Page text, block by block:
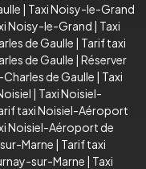
| Taxi Noisy-le-Grand
Noisy-le-Grand | Taxi
de Gaulle | Tarif taxi
de Gaulle | Réserver
de Gaulle | Taxi
| Taxi Noisiel-
taxi Noisiel-Aéroport
Noisiel-Aéroport de
Marne | Tarif taxi
sur-Marne | Taxi